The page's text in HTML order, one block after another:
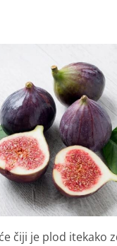
čiji je plod itekako